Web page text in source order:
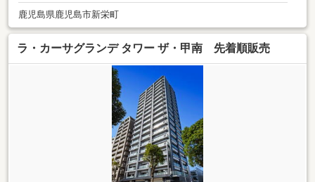
鹿児島県鹿児島市新栄町
ラ・カーサグランデ タワー ザ・甲南 先着順販売